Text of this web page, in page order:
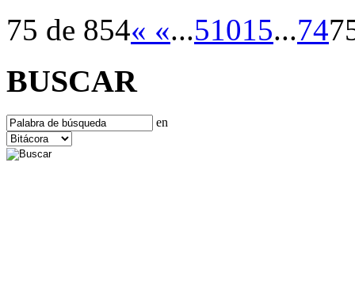
75 de 854« «...51015...74
BUSCAR
en